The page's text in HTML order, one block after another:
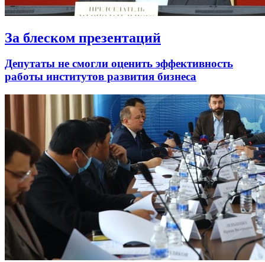
За блеском презентаций
Депутаты не смогли оценить эффективность
работы институтов развития бизнеса